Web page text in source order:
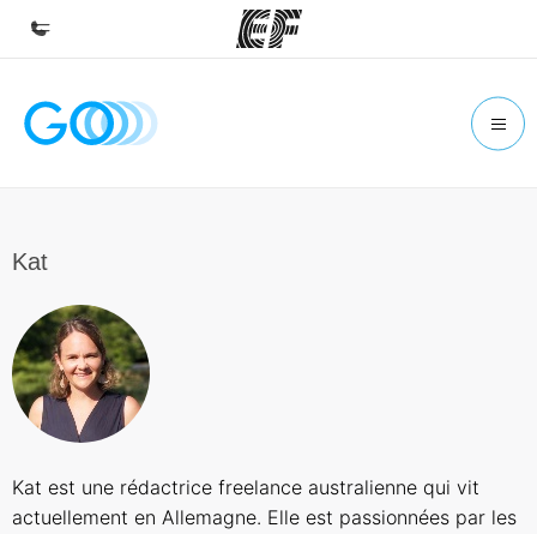
Início
Encontre uma loja
Sobre nós
Quem somos
Kat
Kat est une rédactrice freelance australienne qui vit
actuellement en Allemagne. Elle est passionnées par les